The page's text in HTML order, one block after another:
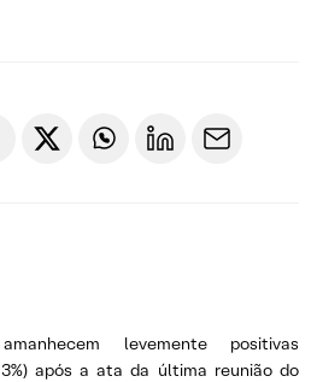
levemente positivas
após a ata da última reunião do